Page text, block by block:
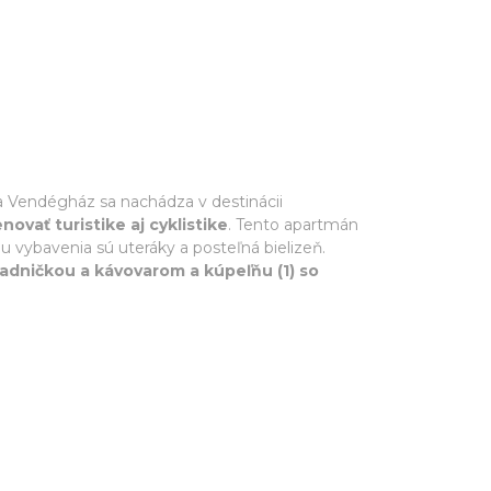
sa nachádza v destinácii
turistike aj cyklistike. Tento apartmán
vybavenia sú uteráky a posteľná bielizeň.
a kávovarom a kúpeľňu (1) so